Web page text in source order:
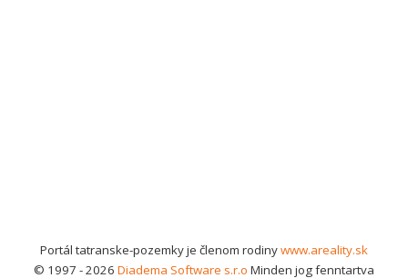
Portál tatranske-pozemky je členom rodinywww.areality.sk
© 1997 - 2026 Diadema Software s.r.o Minden jog fenntartva